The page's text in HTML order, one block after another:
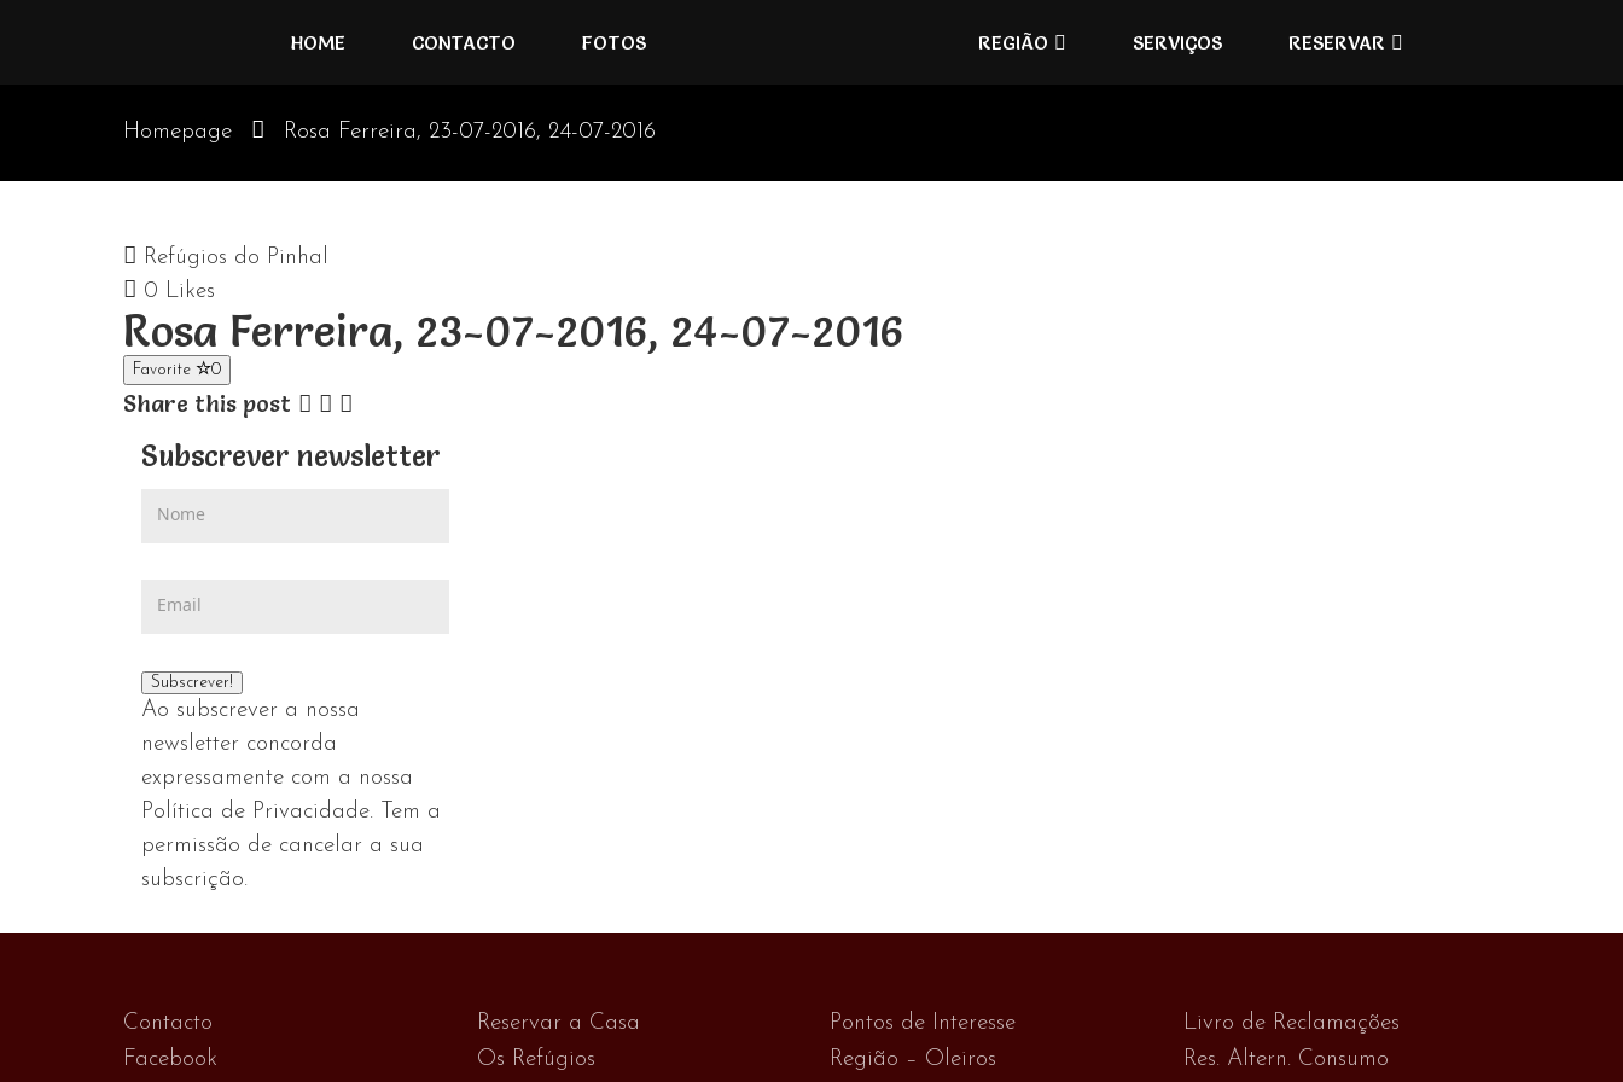
HOME CONTACTO FOTOS REGIÃO SERVIÇOS RESERVAR
Homepage Rosa Ferreira, 23-07-2016, 24-07-2016
Refúgios do Pinhal
0 Likes
Rosa Ferreira, 23-07-2016, 24-07-2016
Favorite 0
Share this post
Subscrever newsletter
Ao subscrever a nossa
newsletter concorda
expressamente com a nossa
Política de Privacidade. Tem a
permissão de cancelar a sua
subscrição.
Contacto
Facebook
Reservar a Casa
Os Refúgios
Pontos de Interesse
Região – Oleiros
Livro de Reclamações
Res. Altern. Consumo